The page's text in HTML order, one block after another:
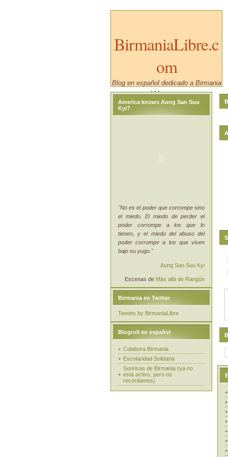
BirmaniaLibre.c
om
Blog en español dedicado a Birmania
/ Myanmar.
America knows Aung San Suu
Kyi?
"No es el poder que corrompe sino
el miedo. El miedo de perder el
poder corrompe a los que lo
tienen, y el miedo del abuso del
poder corrompe a los que viven
bajo su yugo."
Aung San Suu Kyi
Escenas de Más allá de Rangún
Birmania en Twitter
Tweets by BirmaniaLibre
Blogroll en español
Colabora Birmania
Escolaridad Solidaria
Sonrisas de Birmania (ya no
está activo, pero os
recordamos)